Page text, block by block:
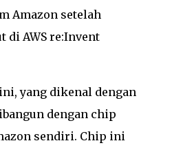
Amazon setelah
di AWS re:Invent
yang dikenal dengan
dengan chip
sendiri. Chip ini